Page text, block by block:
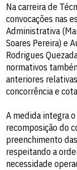
Na carreira de
convocações nas
Administrativa
Soares Pereira) e
Rodrigues
normativos
anteriores
concorrência e
A medida integra
recomposição do
preenchimento
respeitando a
necessidade